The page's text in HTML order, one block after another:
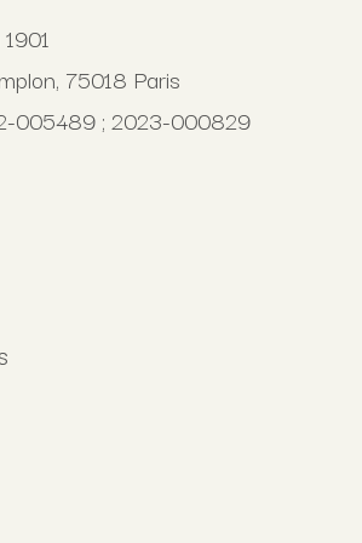
75018 Paris
005489 ; 2023-000829